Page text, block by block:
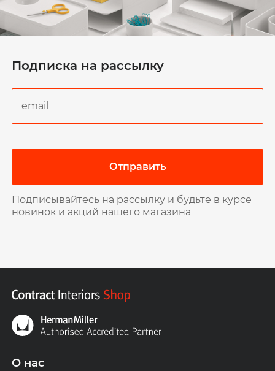
Подписка на рассылку
Отправить
Подписывайтесь на рассылку и будьте в курсе
новинок и акций нашего магазина
О нас